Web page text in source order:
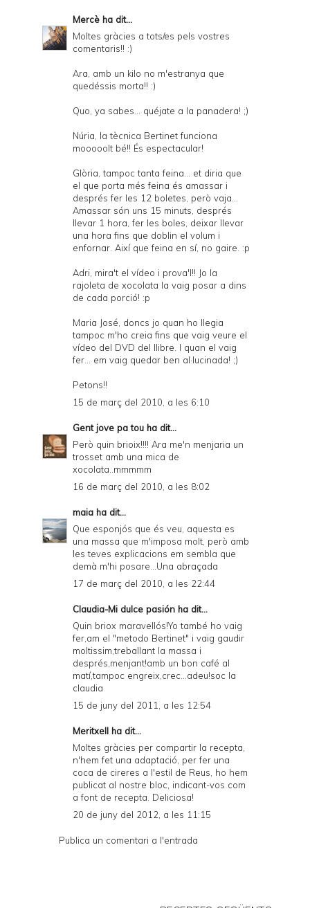
Mercè ha dit...
Moltes gràcies a tots/es pels vostres
comentaris!! :)
Ara, amb un kilo no m'estranya que
quedéssis morta!! :)
Quo, ya sabes... quéjate a la panadera! ;)
Núria, la tècnica Bertinet funciona
mooooolt bé!! És espectacular!
Glòria, tampoc tanta feina... et diria que
el que porta més feina és amassar i
després fer les 12 boletes, però vaja...
Amassar són uns 15 minuts, després
llevar 1 hora, fer les boles, deixar llevar
una hora fins que doblin el volum i
enfornar. Així que feina en sí, no gaire. :p
Adri, mira't el vídeo i prova'l!! Jo la
rajoleta de xocolata la vaig posar a dins
de cada porció! :p
Maria José, doncs jo quan ho llegia
tampoc m'ho creia fins que vaig veure el
vídeo del DVD del llibre. I quan el vaig
fer... em vaig quedar ben al·lucinada! ;)
Petons!!
15 de març del 2010, a les 6:10
Gent jove pa tou ha dit...
Però quin brioix!!!! Ara me'n menjaria un
trosset amb una mica de
xocolata..mmmmm
16 de març del 2010, a les 8:02
maia ha dit...
Que esponjós que és veu, aquesta es
una massa que m'imposa molt, però amb
les teves explicacions em sembla que
demà m'hi posare...Una abraçada
17 de març del 2010, a les 22:44
Claudia-Mi dulce pasión ha dit...
Quin briox maravellós!Yo també ho vaig
fer,am el "metodo Bertinet" i vaig gaudir
moltissim,treballant la massa i
després,menjant!amb un bon café al
matí,tampoc engreix,crec...adeu!soc la
claudia
15 de juny del 2011, a les 12:54
Meritxell ha dit...
Moltes gràcies per compartir la recepta,
n'hem fet una adaptació, per fer una
coca de cireres a l'estil de Reus, ho hem
publicat al nostre bloc, indicant-vos com
a font de recepta. Deliciosa!
20 de juny del 2012, a les 11:15
Publica un comentari a l'entrada